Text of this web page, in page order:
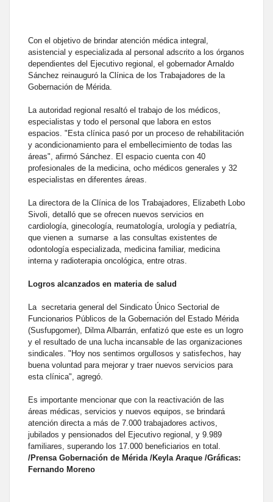
Con el objetivo de brindar atención médica integral,
asistencial y especializada al personal adscrito a los órganos
dependientes del Ejecutivo regional, el gobernador Arnaldo
Sánchez reinauguró la Clínica de los Trabajadores de la
Gobernación de Mérida.
La autoridad regional resaltó el trabajo de los médicos,
especialistas y todo el personal que labora en estos
espacios. "Esta clínica pasó por un proceso de rehabilitación
y acondicionamiento para el embellecimiento de todas las
áreas", afirmó Sánchez. El espacio cuenta con 40
profesionales de la medicina, ocho médicos generales y 32
especialistas en diferentes áreas.
La directora de la Clínica de los Trabajadores, Elizabeth Lobo
Sivoli, detalló que se ofrecen nuevos servicios en
cardiología, ginecología, reumatología, urología y pediatría,
que vienen a sumarse a las consultas existentes de
odontología especializada, medicina familiar, medicina
interna y radioterapia oncológica, entre otras.
Logros alcanzados en materia de salud
La secretaria general del Sindicato Único Sectorial de
Funcionarios Públicos de la Gobernación del Estado Mérida
(Susfupgomer), Dilma Albarrán, enfatizó que este es un logro
y el resultado de una lucha incansable de las organizaciones
sindicales. "Hoy nos sentimos orgullosos y satisfechos, hay
buena voluntad para mejorar y traer nuevos servicios para
esta clínica", agregó.
Es importante mencionar que con la reactivación de las
áreas médicas, servicios y nuevos equipos, se brindará
atención directa a más de 7.000 trabajadores activos,
jubilados y pensionados del Ejecutivo regional, y 9.989
familiares, superando los 17.000 beneficiarios en total.
/Prensa Gobernación de Mérida /Keyla Araque /Gráficas:
Fernando Moreno